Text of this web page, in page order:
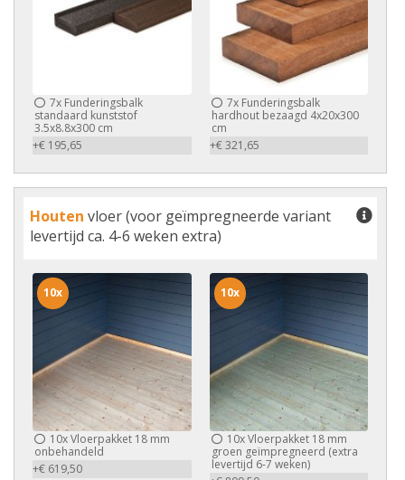
7x Funderingsbalk
standaard kunststof
3.5x8.8x300 cm
+€ 195,65
7xFunderingsbalk
hardhout bezaagd 4x20x300
cm
+€ 321,65
Houten vloer (voor geïmpregneerde variant
levertijd ca. 4-6 weken extra)
10xVloerpakket 18 mm
onbehandeld
+€ 619,50
10x
10xVloerpakket 18 mm
groen geïmpregneerd (extra
levertijd 6-7 weken)
10x